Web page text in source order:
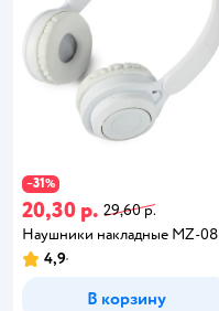
−31%
20,30 р. 29,60 р.
Наушники накладные MZ-08
4,9
В корзину